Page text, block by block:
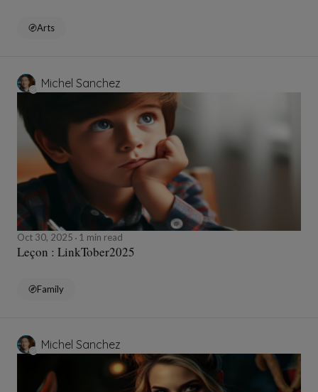
Arts
Michel Sanchez
Oct 30, 2025 1 min read
Leçon : LinkTober2025
Family
Michel Sanchez